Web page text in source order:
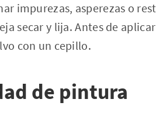
impurezas, asperezas o
secar y lija. Antes de
con un cepillo.
de pintura